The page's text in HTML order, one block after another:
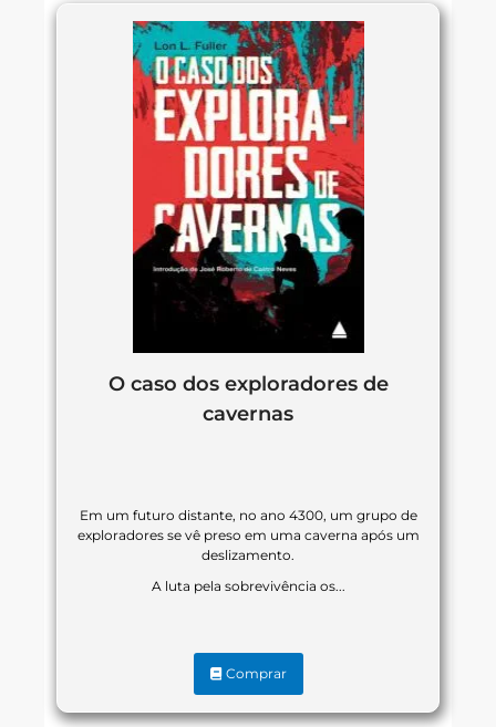
O caso dos exploradores de
cavernas
Em um futuro distante, no ano 4300, um grupo de
exploradores se vê preso em uma caverna após um
deslizamento.
A luta pela sobrevivência os...
Comprar